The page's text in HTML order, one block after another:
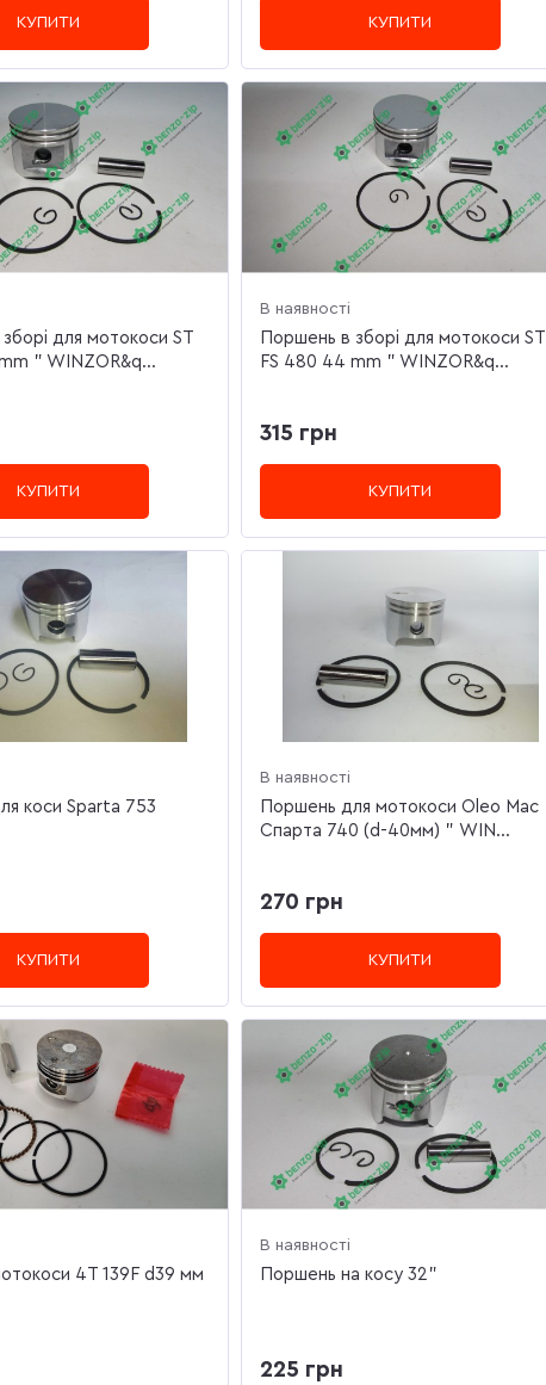
КУПИТИ КУПИТИ
для мотокоси ST
" WINZOR&q...
КУПИТИ
В наявності
Поршень в зборі для мотокоси ST
FS 480 44 mm " WINZOR&q...
315 грн
КУПИТИ
коси Sparta 753
КУПИТИ
В наявності
Поршень для мотокоси Oleo Mac
Спарта 740 (d-40мм) " WIN...
270 грн
КУПИТИ
4T 139F d39 мм
В наявності
Поршень на косу 32"
225 грн